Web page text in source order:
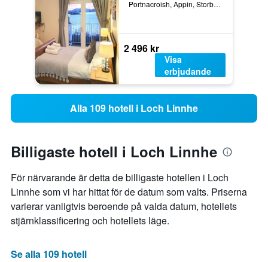
Portnacroish, Appin, Storbritannien
2 496 kr
Visa
erbjudande
Alla 109 hotell i Loch Linnhe
Billigaste hotell i Loch Linnhe
För närvarande är detta de billigaste hotellen i Loch
Linnhe som vi har hittat för de datum som valts. Priserna
varierar vanligtvis beroende på valda datum, hotellets
stjärnklassificering och hotellets läge.
Se alla 109 hotell